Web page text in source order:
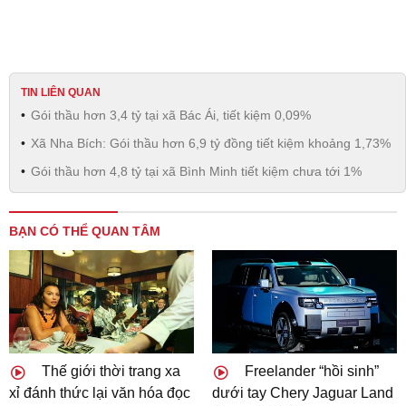
TIN LIÊN QUAN
Gói thầu hơn 3,4 tỷ tại xã Bác Ái, tiết kiệm 0,09%
Xã Nha Bích: Gói thầu hơn 6,9 tỷ đồng tiết kiệm khoảng 1,73%
Gói thầu hơn 4,8 tỷ tại xã Bình Minh tiết kiệm chưa tới 1%
BẠN CÓ THỂ QUAN TÂM
Thế giới thời trang xa
xỉ đánh thức lại văn hóa đọc
Freelander “hồi sinh”
dưới tay Chery Jaguar Land